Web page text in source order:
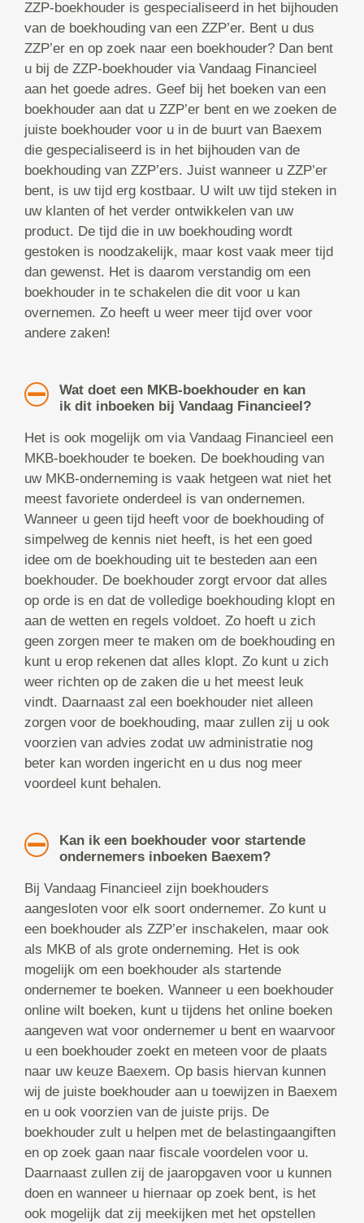
ZZP-boekhouder is gespecialiseerd in het bijhouden
van de boekhouding van een ZZP’er. Bent u dus
ZZP’er en op zoek naar een boekhouder? Dan bent
u bij de ZZP-boekhouder via Vandaag Financieel
aan het goede adres. Geef bij het boeken van een
boekhouder aan dat u ZZP’er bent en we zoeken de
juiste boekhouder voor u in de buurt van Baexem
die gespecialiseerd is in het bijhouden van de
boekhouding van ZZP’ers. Juist wanneer u ZZP’er
bent, is uw tijd erg kostbaar. U wilt uw tijd steken in
uw klanten of het verder ontwikkelen van uw
product. De tijd die in uw boekhouding wordt
gestoken is noodzakelijk, maar kost vaak meer tijd
dan gewenst. Het is daarom verstandig om een
boekhouder in te schakelen die dit voor u kan
overnemen. Zo heeft u weer meer tijd over voor
andere zaken!
Wat doet een MKB-boekhouder en kan
ik dit inboeken bij Vandaag Financieel?
Het is ook mogelijk om via Vandaag Financieel een
MKB-boekhouder te boeken. De boekhouding van
uw MKB-onderneming is vaak hetgeen wat niet het
meest favoriete onderdeel is van ondernemen.
Wanneer u geen tijd heeft voor de boekhouding of
simpelweg de kennis niet heeft, is het een goed
idee om de boekhouding uit te besteden aan een
boekhouder. De boekhouder zorgt ervoor dat alles
op orde is en dat de volledige boekhouding klopt en
aan de wetten en regels voldoet. Zo hoeft u zich
geen zorgen meer te maken om de boekhouding en
kunt u erop rekenen dat alles klopt. Zo kunt u zich
weer richten op de zaken die u het meest leuk
vindt. Daarnaast zal een boekhouder niet alleen
zorgen voor de boekhouding, maar zullen zij u ook
voorzien van advies zodat uw administratie nog
beter kan worden ingericht en u dus nog meer
voordeel kunt behalen.
Kan ik een boekhouder voor startende
ondernemers inboeken Baexem?
Bij Vandaag Financieel zijn boekhouders
aangesloten voor elk soort ondernemer. Zo kunt u
een boekhouder als ZZP’er inschakelen, maar ook
als MKB of als grote onderneming. Het is ook
mogelijk om een boekhouder als startende
ondernemer te boeken. Wanneer u een boekhouder
online wilt boeken, kunt u tijdens het online boeken
aangeven wat voor ondernemer u bent en waarvoor
u een boekhouder zoekt en meteen voor de plaats
naar uw keuze Baexem. Op basis hiervan kunnen
wij de juiste boekhouder aan u toewijzen in Baexem
en u ook voorzien van de juiste prijs. De
boekhouder zult u helpen met de belastingaangiften
en op zoek gaan naar fiscale voordelen voor u.
Daarnaast zullen zij de jaaropgaven voor u kunnen
doen en wanneer u hiernaar op zoek bent, is het
ook mogelijk dat zij meekijken met het opstellen